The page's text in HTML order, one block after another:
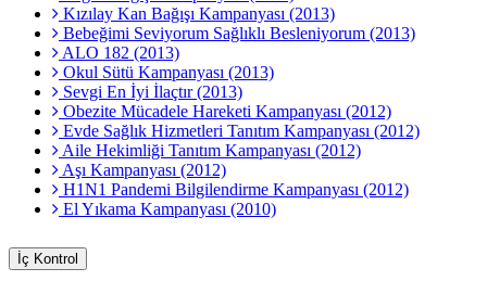
Kızılay Kan Bağışı Kampanyası (2013)
Bebeğimi Seviyorum Sağlıklı Besleniyorum (2013)
ALO 182 (2013)
Okul Sütü Kampanyası (2013)
Sevgi En İyi İlaçtır (2013)
Obezite Mücadele Hareketi Kampanyası (2012)
Evde Sağlık Hizmetleri Tanıtım Kampanyası (2012)
Aile Hekimliği Tanıtım Kampanyası (2012)
Aşı Kampanyası (2012)
H1N1 Pandemi Bilgilendirme Kampanyası (2012)
El Yıkama Kampanyası (2010)
İç Kontrol